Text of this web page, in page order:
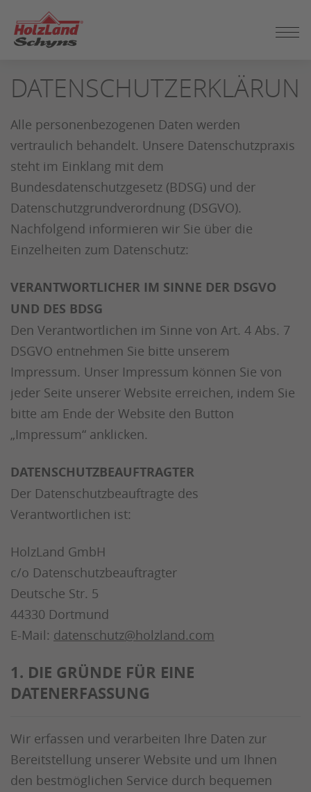
SEITENINHALT
SPRINGEN
Alle personenbezogenen Daten werden
vertraulich behandelt. Unsere Datenschutzpraxis
steht im Einklang mit dem
Bundesdatenschutzgesetz (BDSG) und der
Datenschutzgrundverordnung (DSGVO).
Nachfolgend informieren wir Sie über die
Einzelheiten zum Datenschutz:
VERANTWORTLICHER IM SINNE DER DSGVO
UND DES BDSG
Den Verantwortlichen im Sinne von Art. 4 Abs. 7
DSGVO entnehmen Sie bitte unserem
Impressum. Unser Impressum können Sie von
jeder Seite unserer Website erreichen, indem Sie
bitte am Ende der Website den Button
„Impressum“ anklicken.
DATENSCHUTZBEAUFTRAGTER
Der Datenschutzbeauftragte des
Verantwortlichen ist:
HolzLand GmbH
c/o Datenschutzbeauftragter
Deutsche Str. 5
44330 Dortmund
E-Mail: datenschutz@holzland.com
1. DIE GRÜNDE FÜR EINE
DATENERFASSUNG
Wir erfassen und verarbeiten Ihre Daten zur
Bereitstellung unserer Website und um Ihnen
den bestmöglichen Service durch bequemen